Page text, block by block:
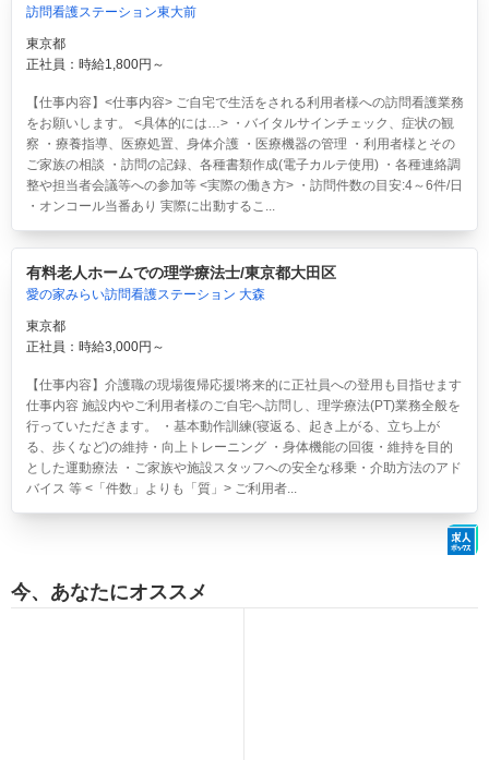
訪問看護ステーション東大前
東京都
正社員：時給1,800円～
【仕事内容】<仕事内容> ご自宅で生活をされる利用者様への訪問看護業務
をお願いします。 <具体的には…> ・バイタルサインチェック、症状の観
察 ・療養指導、医療処置、身体介護 ・医療機器の管理 ・利用者様とその
ご家族の相談 ・訪問の記録、各種書類作成(電子カルテ使用) ・各種連絡調
整や担当者会議等への参加等 <実際の働き方> ・訪問件数の目安:4～6件/日
・オンコール当番あり 実際に出動するこ...
有料老人ホームでの理学療法士/東京都大田区
愛の家みらい訪問看護ステーション 大森
東京都
正社員：時給3,000円～
【仕事内容】介護職の現場復帰応援!将来的に正社員への登用も目指せます
仕事内容 施設内やご利用者様のご自宅へ訪問し、理学療法(PT)業務全般を
行っていただきます。 ・基本動作訓練(寝返る、起き上がる、立ち上が
る、歩くなど)の維持・向上トレーニング ・身体機能の回復・維持を目的
とした運動療法 ・ご家族や施設スタッフへの安全な移乗・介助方法のアド
バイス 等 <「件数」よりも「質」> ご利用者...
今、あなたにオススメ